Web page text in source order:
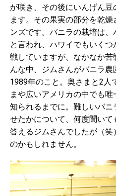
が咲き、その後にいんげん豆
ます。その果実の部分を乾
ンズです。バニラの栽培は
と言われ、ハワイでもいく
戦していますが、なかなか
んな中、ジムさんがバニラ農
1989年のこと。奥さまと2人
まや広いアメリカの中でも
知られるまでに。難しいバ
せたかについて、何度聞い
答えるジムさんでしたが（
のかもしれません。